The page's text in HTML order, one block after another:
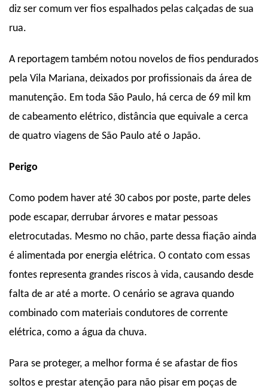
diz ser comum ver fios espalhados pelas calçadas de sua
rua.
A reportagem também notou novelos de fios pendurados
pela Vila Mariana, deixados por profissionais da área de
manutenção. Em toda São Paulo, há cerca de 69 mil km
de cabeamento elétrico, distância que equivale a cerca
de quatro viagens de São Paulo até o Japão.
Perigo
Como podem haver até 30 cabos por poste, parte deles
pode escapar, derrubar árvores e matar pessoas
eletrocutadas. Mesmo no chão, parte dessa fiação ainda
é alimentada por energia elétrica. O contato com essas
fontes representa grandes riscos à vida, causando desde
falta de ar até a morte. O cenário se agrava quando
combinado com materiais condutores de corrente
elétrica, como a água da chuva.
Para se proteger, a melhor forma é se afastar de fios
soltos e prestar atenção para não pisar em poças de